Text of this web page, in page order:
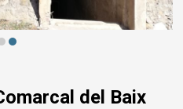
del Baix